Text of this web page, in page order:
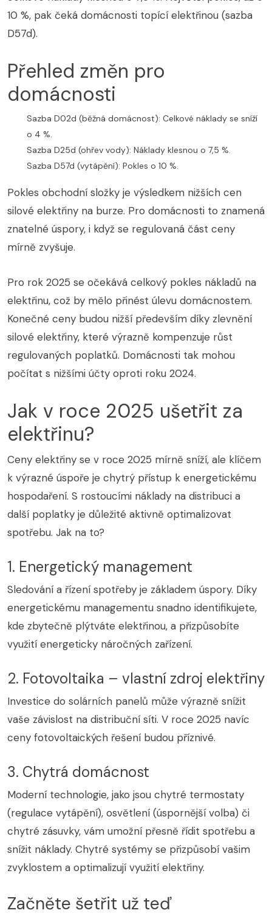
10 %, pak čeká domácnosti topící elektřinou (sazba
D57d).
Přehled změn pro
domácnosti
Sazba D02d (běžná domácnost): Celkové náklady se sníží
o 4 %.
Sazba D25d (ohřev vody): Náklady klesnou o 7,5 %.
Sazba D57d (vytápění): Pokles o 10 %.
Pokles obchodní složky je výsledkem nižších cen
silové elektřiny na burze. Pro domácnosti to znamená
znatelné úspory, i když se regulovaná část ceny
mírně zvyšuje.
Pro rok 2025 se očekává celkový pokles nákladů na
elektřinu, což by mělo přinést úlevu domácnostem.
Konečné ceny budou nižší především díky zlevnění
silové elektřiny, které výrazně kompenzuje růst
regulovaných poplatků. Domácnosti tak mohou
počítat s nižšími účty oproti roku 2024.
Jak v roce 2025 ušetřit za
elektřinu?
Ceny elektřiny se v roce 2025 mírně sníží, ale klíčem
k výrazné úspoře je chytrý přístup k energetickému
hospodaření. S rostoucími náklady na distribuci a
další poplatky je důležité aktivně optimalizovat
spotřebu. Jak na to?
1. Energetický management
Sledování a řízení spotřeby je základem úspory. Díky
energetickému managementu snadno identifikujete,
kde zbytečně plýtváte elektřinou, a přizpůsobíte
využití energeticky náročných zařízení.
2. Fotovoltaika – vlastní zdroj elektřiny
Investice do solárních panelů může výrazně snížit
vaše závislost na distribuční síti. V roce 2025 navíc
ceny fotovoltaických řešení budou příznivé.
3. Chytrá domácnost
Moderní technologie, jako jsou chytré termostaty
(regulace vytápění), osvětlení (úspornější volba) či
chytré zásuvky, vám umožní přesně řídit spotřebu a
snížit náklady. Chytré systémy se přizpůsobí vašim
zvyklostem a optimalizují využití elektřiny.
Začněte šetřit už teď